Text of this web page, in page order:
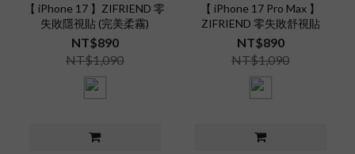
【 iPhone 17 】ZIFRIEND 零
失敗隱視貼 (完美柔霧)
NT$890
NT$1,090
【 iPhone 17 Pro Max 】
ZIFRIEND 零失敗舒視貼
NT$890
NT$1,090